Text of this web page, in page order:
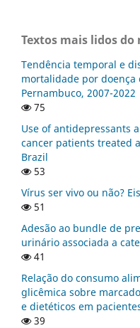
Textos mais lidos do
Tendência temporal e
mortalidade por doença
Pernambuco, 2007-2022
75
Use of antidepressants
cancer patients treated
Brazil
53
Vírus ser vivo ou não?
51
Adesão ao bundle de
urinário associada a
41
Relação do consumo
glicêmica sobre
e dietéticos em
39